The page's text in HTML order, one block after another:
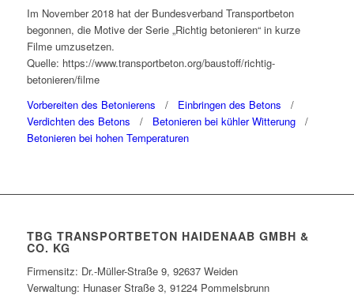
Im November 2018 hat der Bundesverband Transportbeton
begonnen, die Motive der Serie „Richtig betonieren“ in kurze
Filme umzusetzen.
Quelle: https://www.transportbeton.org/baustoff/richtig-
betonieren/filme
Vorbereiten des Betonierens / Einbringen des Betons /
Verdichten des Betons / Betonieren bei kühler Witterung/
Betonieren bei hohen Temperaturen
TBG TRANSPORTBETON HAIDENAAB GMBH &
CO. KG
Firmensitz: Dr.-Müller-Straße 9, 92637 Weiden
Verwaltung: Hunaser Straße 3, 91224 Pommelsbrunn